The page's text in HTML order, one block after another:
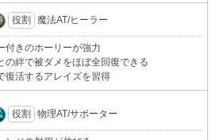
役割 魔法AT/ヒーラー
付きのホーリーが強力
の絆で被ダメをほぼ全回復できる
復活するアレイズを習得
役割 物理AT/サポーター